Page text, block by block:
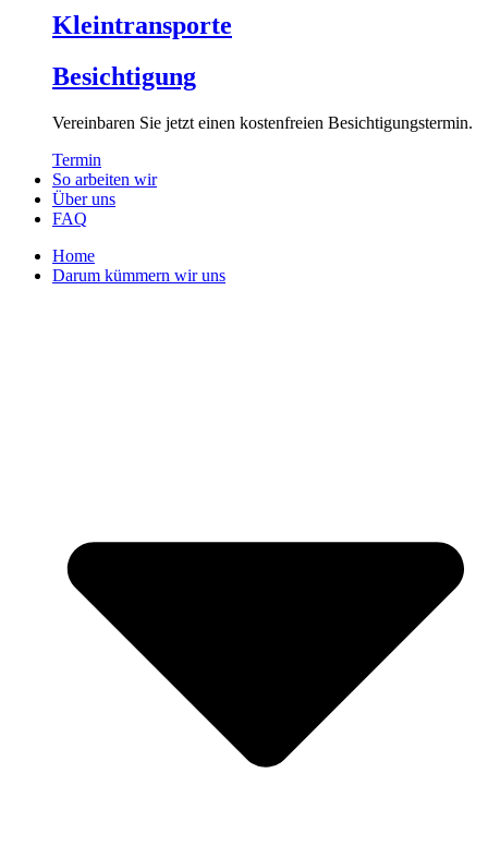
Kleintransporte
Besichtigung
Vereinbaren Sie jetzt einen kostenfreien Besichtigungstermin.
Termin
So arbeiten wir
Über uns
FAQ
Home
Darum kümmern wir uns